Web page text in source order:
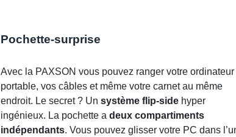
Pochette-surprise
Avec la PAXSON vous pouvez ranger votre ordinateur
portable, vos câbles et même votre carnet au même
endroit. Le secret ? Unsystème flip-side hyper
ingénieux. La pochette adeux compartiments
indépendants. Vous pouvez glisser votre PC dans